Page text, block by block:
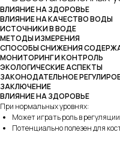
ВЛИЯНИЕ НА ЗДОРОВЬЕ
ВЛИЯНИЕ НА КАЧЕСТВО ВОДЫ
ИСТОЧНИКИ В ВОДЕ
МЕТОДЫ ИЗМЕРЕНИЯ
СПОСОБЫ СНИЖЕНИЯ
МОНИТОРИНГ И КОНТРОЛЬ
ЭКОЛОГИЧЕСКИЕ АСПЕКТЫ
ЗАКОНОДАТЕЛЬНОЕ
ЗАКЛЮЧЕНИЕ
ВЛИЯНИЕ НА ЗДОРОВЬЕ
При нормальных уровнях:
Может играть роль в
Потенциально полезен для